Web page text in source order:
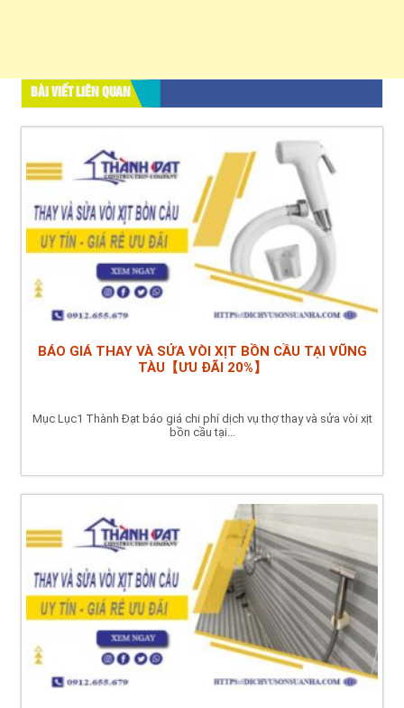
BÀI VIẾT LIÊN QUAN
BÁO GIÁ THAY VÀ SỬA VÒI XỊT BỒN CẦU TẠI VŨNG
TÀU【ƯU ĐÃI 20%】
Mục Lục1 Thành Đạt báo giá chi phí dịch vụ thợ thay và sửa vòi xịt
bồn cầu tại...